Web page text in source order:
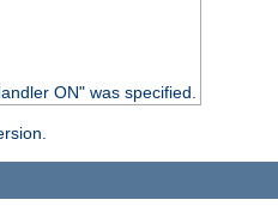
ON" was specified.